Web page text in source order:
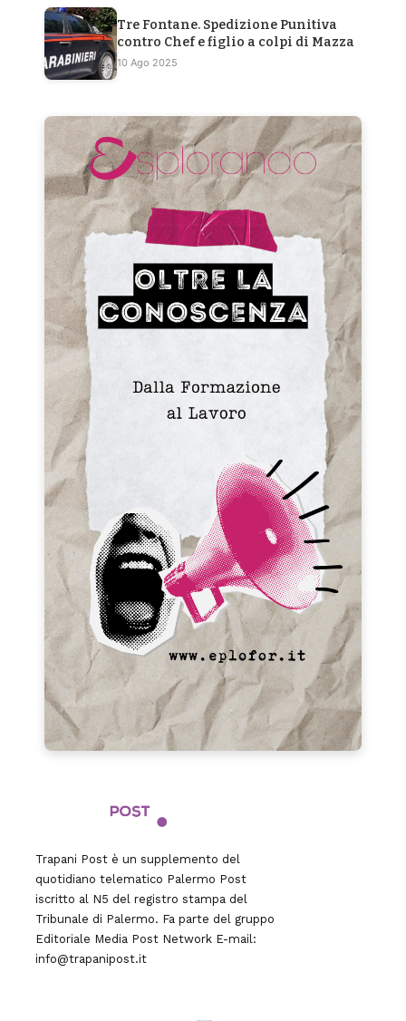
Tre Fontane. Spedizione Punitiva
contro Chef e figlio a colpi di Mazza
10 Ago 2025
Trapani Post è un supplemento del
quotidiano telematico Palermo Post
iscritto al N5 del registro stampa del
Tribunale di Palermo. Fa parte del gruppo
Editoriale Media Post Network E-mail:
info@trapanipost.it